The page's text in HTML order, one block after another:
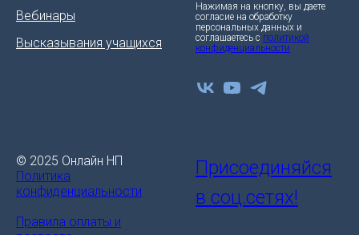
Вебинары
Высказывания учащихся
Нажимая на кнопку, вы даете
согласие на обработку
персональных данных и
соглашаетесь c политикой
конфиденциальности
© 2025 Онлайн НП
Политика
конфиденциальности
Правила оплаты и
Присоединяйся
в соц.сетях!